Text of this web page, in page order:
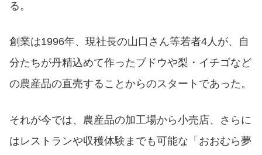
る。
創業は1996年、現社長の山口さん等若者4人が、自
分たちが丹精込めて作ったブドウや梨・イチゴなど
の農産品の直売することからのスタートであった。
それが今では、農産品の加工場から小売店、さらに
はレストランや収穫体験までも可能な「おおむら夢